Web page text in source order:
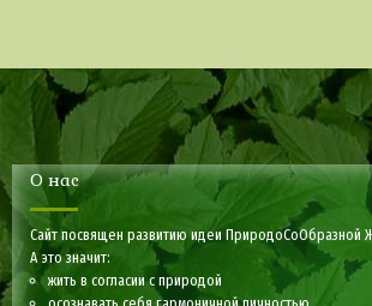
О нас
Сайт посвящен развитию идеи ПриродоСоОбразной
А это значит:
жить в согласии с природой